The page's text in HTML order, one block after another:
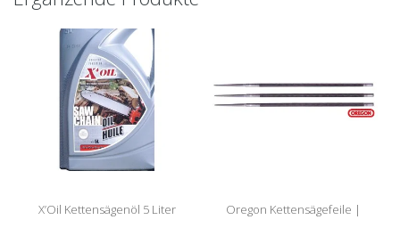
X’Oil Kettensägenöl 5 Liter Oregon Kettensägefeile |